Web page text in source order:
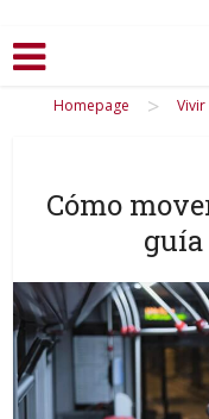
Homepage >
Cómo